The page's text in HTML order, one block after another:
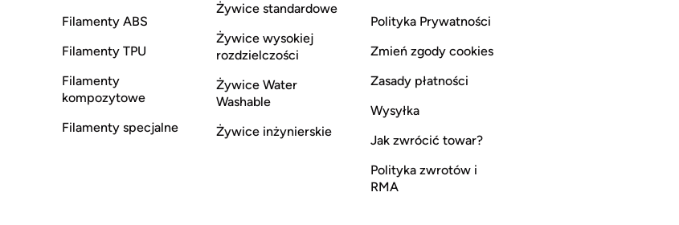
Filamenty ABS
Filamenty TPU
Filamenty
kompozytowe
Filamenty specjalne
Żywice standardowe
Żywice wysokiej
rozdzielczości
Żywice Water
Washable
Żywice inżynierskie
Polityka Prywatności
Zmień zgody cookies
Zasady płatności
Wysyłka
Jak zwrócić towar?
Polityka zwrotów i
RMA